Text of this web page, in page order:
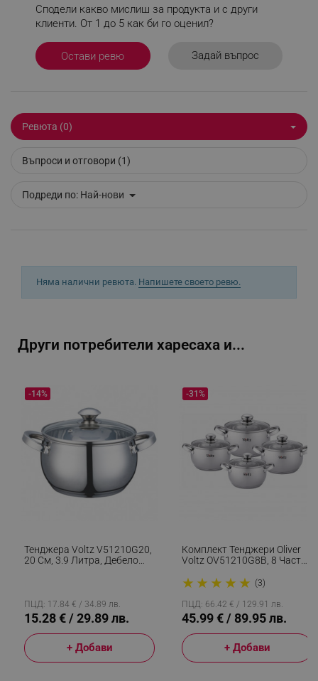
Сподели какво мислиш за продукта и с други
клиенти. От 1 до 5 как би го оценил?
Остави ревю Задай въпрос
Ревюта (0)
Въпроси и отговори (1)
Подреди по: Най-нови
Няма налични ревюта. Напишете своето ревю.
Други потребители харесаха и...
Тенджера Voltz V51210G20,
20 См, 3.9 Литра, Дебело
-14%
ПЦД: 17.84 € / 34.89 лв.
15.28 € / 29.89 лв.
+ Добави
Комплект Тенджери Oliver
Voltz OV51210G8B, 8 Части,
Индукция, Неръждаема
★ ★ ★ ★ ★ (3)
-31%
ПЦД: 66.42 € / 129.91 лв.
45.99 € / 89.95 лв.
+ Добави
.alleop.bg
sgfUserUpdateData
.alleop.bg
.alleop.bg
rlv_mode
rlv_s
.alleop.bg
.alleop.bg
rlv_e
.alleop.bg